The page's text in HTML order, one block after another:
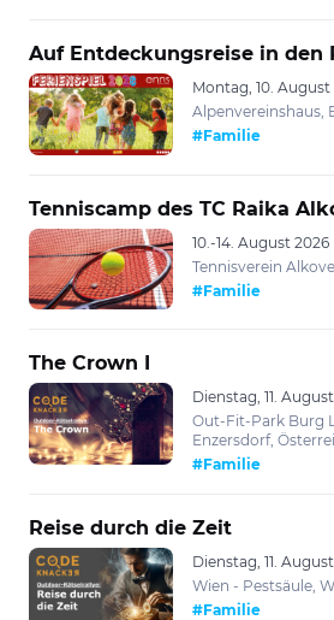
Auf Entdeckungsreise in den
Montag, 10. August
Alpenvereinshaus,
#Familie
Tenniscamp des TC Raika
10.-14. August 2026
Tennisverein
#Familie
The Crown I
Dienstag, 11.
Out-Fit-Park Burg
Enzersdorf,
#Familie
Reise durch die Zeit
Dienstag, 11.
Wien - Pestsäule,
#Familie